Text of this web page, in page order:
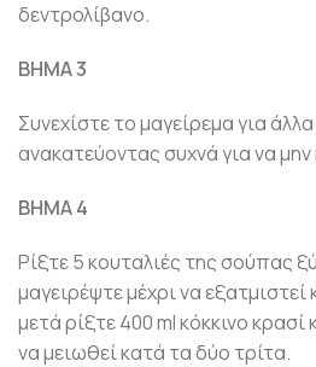
δεντρολίβανο.
ΒΗΜΑ 3
Συνεχίστε το μαγείρεμα για
ανακατεύοντας συχνά για να
ΒΗΜΑ 4
Ρίξτε 5 κουταλιές της σούπας
μαγειρέψτε μέχρι να εξατμιστεί
μετά ρίξτε 400 ml κόκκινο κρασί
να μειωθεί κατά τα δύο τρίτα.